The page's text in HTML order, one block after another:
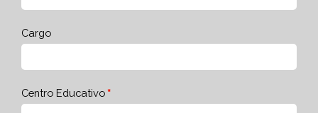
Cargo
Centro Educativo